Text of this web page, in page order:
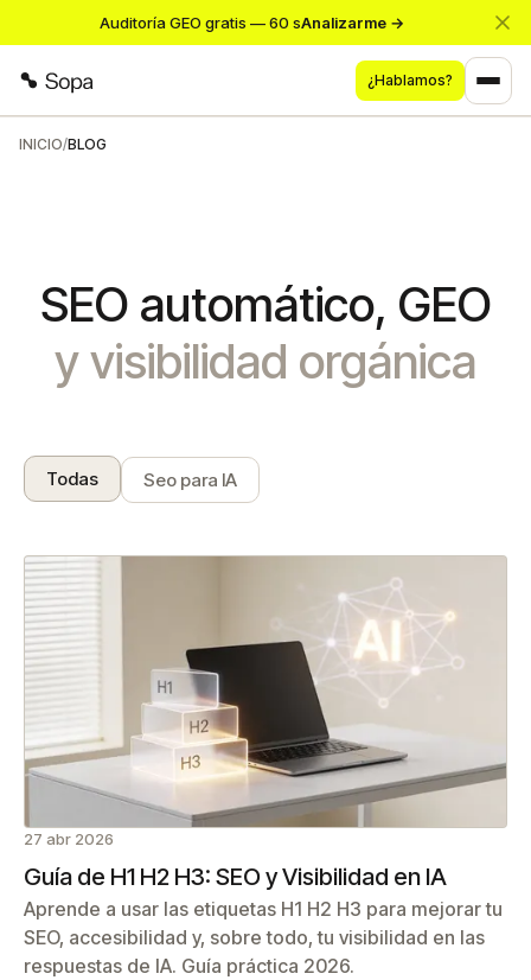
Auditoría GEO gratis — 60 sAnalizarme →
¿Hablamos?
INICIO/BLOG
SEO automático, GEO
y visibilidad orgánica
Todas Seo para IA
27 abr 2026
Guía de H1 H2 H3: SEO y Visibilidad en IA
Aprende a usar las etiquetas H1 H2 H3 para mejorar tu
SEO, accesibilidad y, sobre todo, tu visibilidad en las
respuestas de IA. Guía práctica 2026.